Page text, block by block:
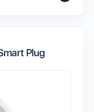
Plug